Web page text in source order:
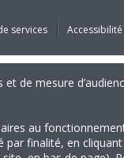
services Accessibilité
de mesure
au
finalité, en